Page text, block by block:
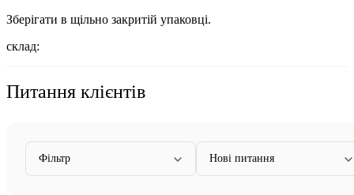
Зберігати в щільно закритій упаковці.
склад:
Питання клієнтів
Фільтр Нові питання